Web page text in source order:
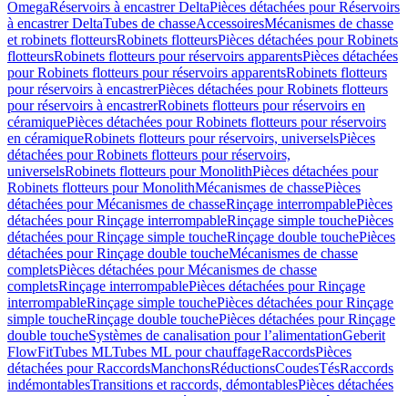
OmegaRéservoirs à encastrer DeltaPièces détachées pour Réservoirs
à encastrer DeltaTubes de chasseAccessoiresMécanismes de chasse
et robinets flotteursRobinets flotteursPièces détachées pour Robinets
flotteursRobinets flotteurs pour réservoirs apparentsPièces détachées
pour Robinets flotteurs pour réservoirs apparentsRobinets flotteurs
pour réservoirs à encastrerPièces détachées pour Robinets flotteurs
pour réservoirs à encastrerRobinets flotteurs pour réservoirs en
céramiquePièces détachées pour Robinets flotteurs pour réservoirs
en céramiqueRobinets flotteurs pour réservoirs, universelsPièces
détachées pour Robinets flotteurs pour réservoirs,
universelsRobinets flotteurs pour MonolithPièces détachées pour
Robinets flotteurs pour MonolithMécanismes de chassePièces
détachées pour Mécanismes de chasseRinçage interrompablePièces
détachées pour Rinçage interrompableRinçage simple touchePièces
détachées pour Rinçage simple toucheRinçage double touchePièces
détachées pour Rinçage double toucheMécanismes de chasse
completsPièces détachées pour Mécanismes de chasse
completsRinçage interrompablePièces détachées pour Rinçage
interrompableRinçage simple touchePièces détachées pour Rinçage
simple toucheRinçage double touchePièces détachées pour Rinçage
double toucheSystèmes de canalisation pour l’alimentationGeberit
FlowFitTubes MLTubes ML pour chauffageRaccordsPièces
détachées pour RaccordsManchonsRéductionsCoudesTésRaccords
indémontablesTransitions et raccords, démontablesPièces détachées